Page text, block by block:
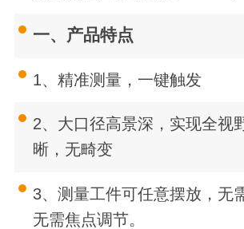
一、 产品特点
1、精准测量，一键触发
2、 大口径高景深，实现全视
晰，无畸变
3、测量工件可任意摆放，无
无需焦点调节。